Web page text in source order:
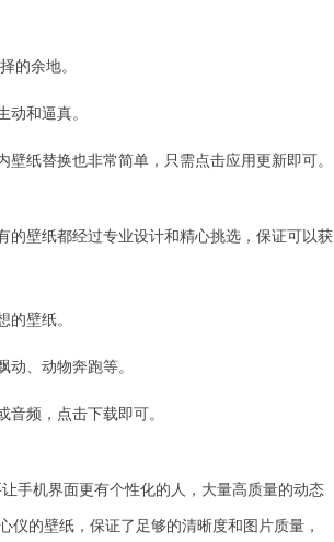
的余地。
和逼真。
纸替换也非常简单，只需点击应用更新即可。
的壁纸都经过专业设计和精心挑选，保证可以获
壁纸。
、动物奔跑等。
频，点击下载即可。
手机界面更有个性化的人，大量高质量的动态
的壁纸，保证了足够的清晰度和图片质量，